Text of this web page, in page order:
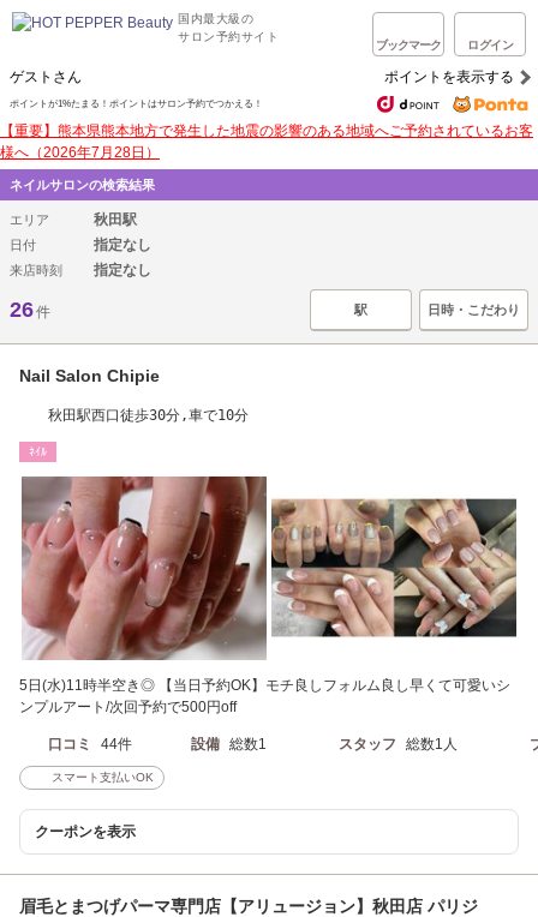
国内最大級の
サロン予約サイト
ブックマーク ログイン
ゲストさん ポイントを表示する
ポイントが1%たまる！ポイントはサロン予約でつかえる！
【重要】熊本県熊本地方で発生した地震の影響のある地域へご予約されているお客
様へ（2026年7月28日）
ネイルサロンの検索結果
エリア 秋田駅
日付 指定なし
来店時刻 指定なし
26件 駅 日時・こだわり
Nail Salon Chipie
秋田駅西口徒歩30分,車で10分
ﾈｲﾙ
5日(水)11時半空き◎ 【当日予約OK】モチ良しフォルム良し早くて可愛いシ
ンプルアート/次回予約で500円off
口コミ 44件 設備 総数1 スタッフ 総数1人
スマート支払いOK
クーポンを表示
眉毛とまつげパーマ専門店【アリュージョン】秋田店 パリジ